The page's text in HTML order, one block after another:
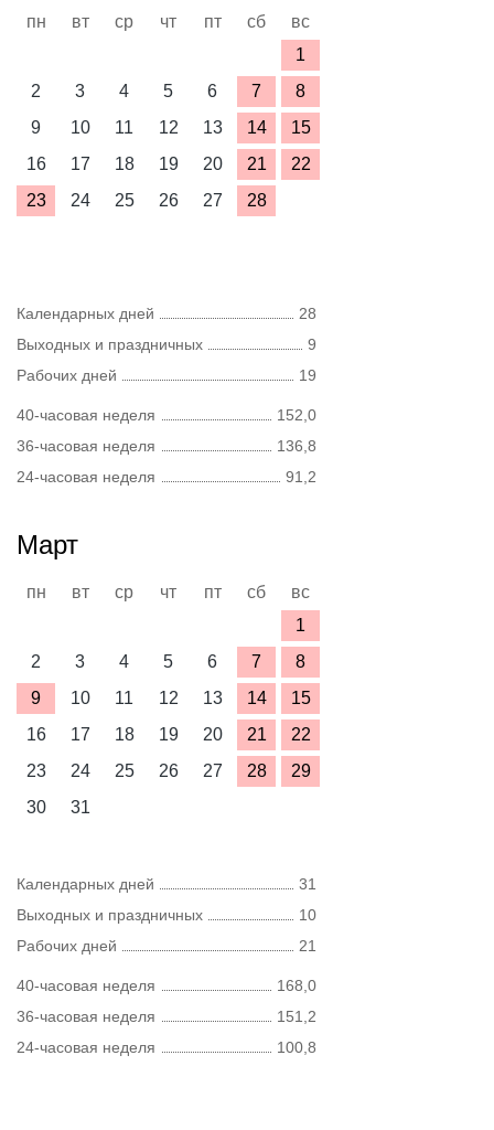
пн вт ср чт пт сб
вс
1
2
3 4 5 6 7
8
9
10 11 12 13 14
15
16
17 18 19 20 21
22
23
24 25 26 27 28
Календарных дней
28
Выходных и праздничных
9
Рабочих дней
19
40-часовая неделя
152,0
36-часовая неделя
136,8
24-часовая неделя
91,2
Март
пн вт ср чт пт сб
вс
1
2
3 4 5 6 7
8
9
10 11 12 13 14
15
16
17 18 19 20 21
22
23
24 25 26 27 28
29
30
31
Календарных дней
31
Выходных и праздничных
10
Рабочих дней
21
40-часовая неделя
168,0
36-часовая неделя
151,2
24-часовая неделя
100,8